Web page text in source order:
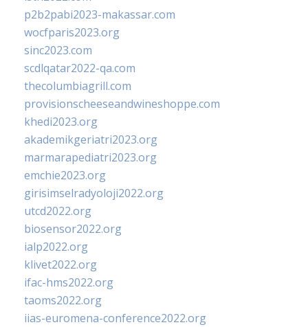
p2b2pabi2023-makassar.com
wocfparis2023.org
sinc2023.com
scdlqatar2022-qa.com
thecolumbiagrill.com
provisionscheeseandwineshoppe.com
khedi2023.org
akademikgeriatri2023.org
marmarapediatri2023.org
emchie2023.org
girisimselradyoloji2022.org
utcd2022.org
biosensor2022.org
ialp2022.org
klivet2022.org
ifac-hms2022.org
taoms2022.org
iias-euromena-conference2022.org